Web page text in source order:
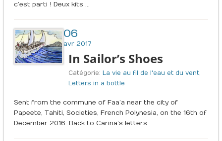
c’est parti ! Deux kits …
06
avr 2017
In Sailor’s Shoes
Catégorie: La vie au fil de l'eau et du vent,
Letters in a bottle
Sent from the commune of Faa’a near the city of
Papeete, Tahiti, Societies, French Polynesia, on the 16th of
December 2016. Back to Carina’s letters